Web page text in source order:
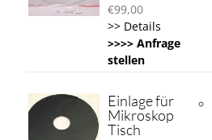
€99,00
>> Details
>>>> Anfrage
stellen
Einlage für
Mikroskop
Tisch